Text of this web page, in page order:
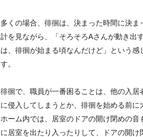
多くの場合、徘徊は、決まった時間に決
計を見ながら、「そろそろAさんが動き出
は、徘徊が始まる頃なんだけど」という
す。
徘徊で、職員が一番困ることは、他の入
に侵入してしまうとか、徘徊を始める前
ホーム内では、居室のドアの開け閉めの
に居室を出たり入ったりして、ドアの開